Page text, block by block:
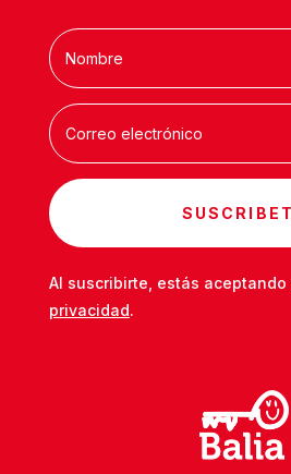
Al suscribirte, estás aceptando
privacidad.